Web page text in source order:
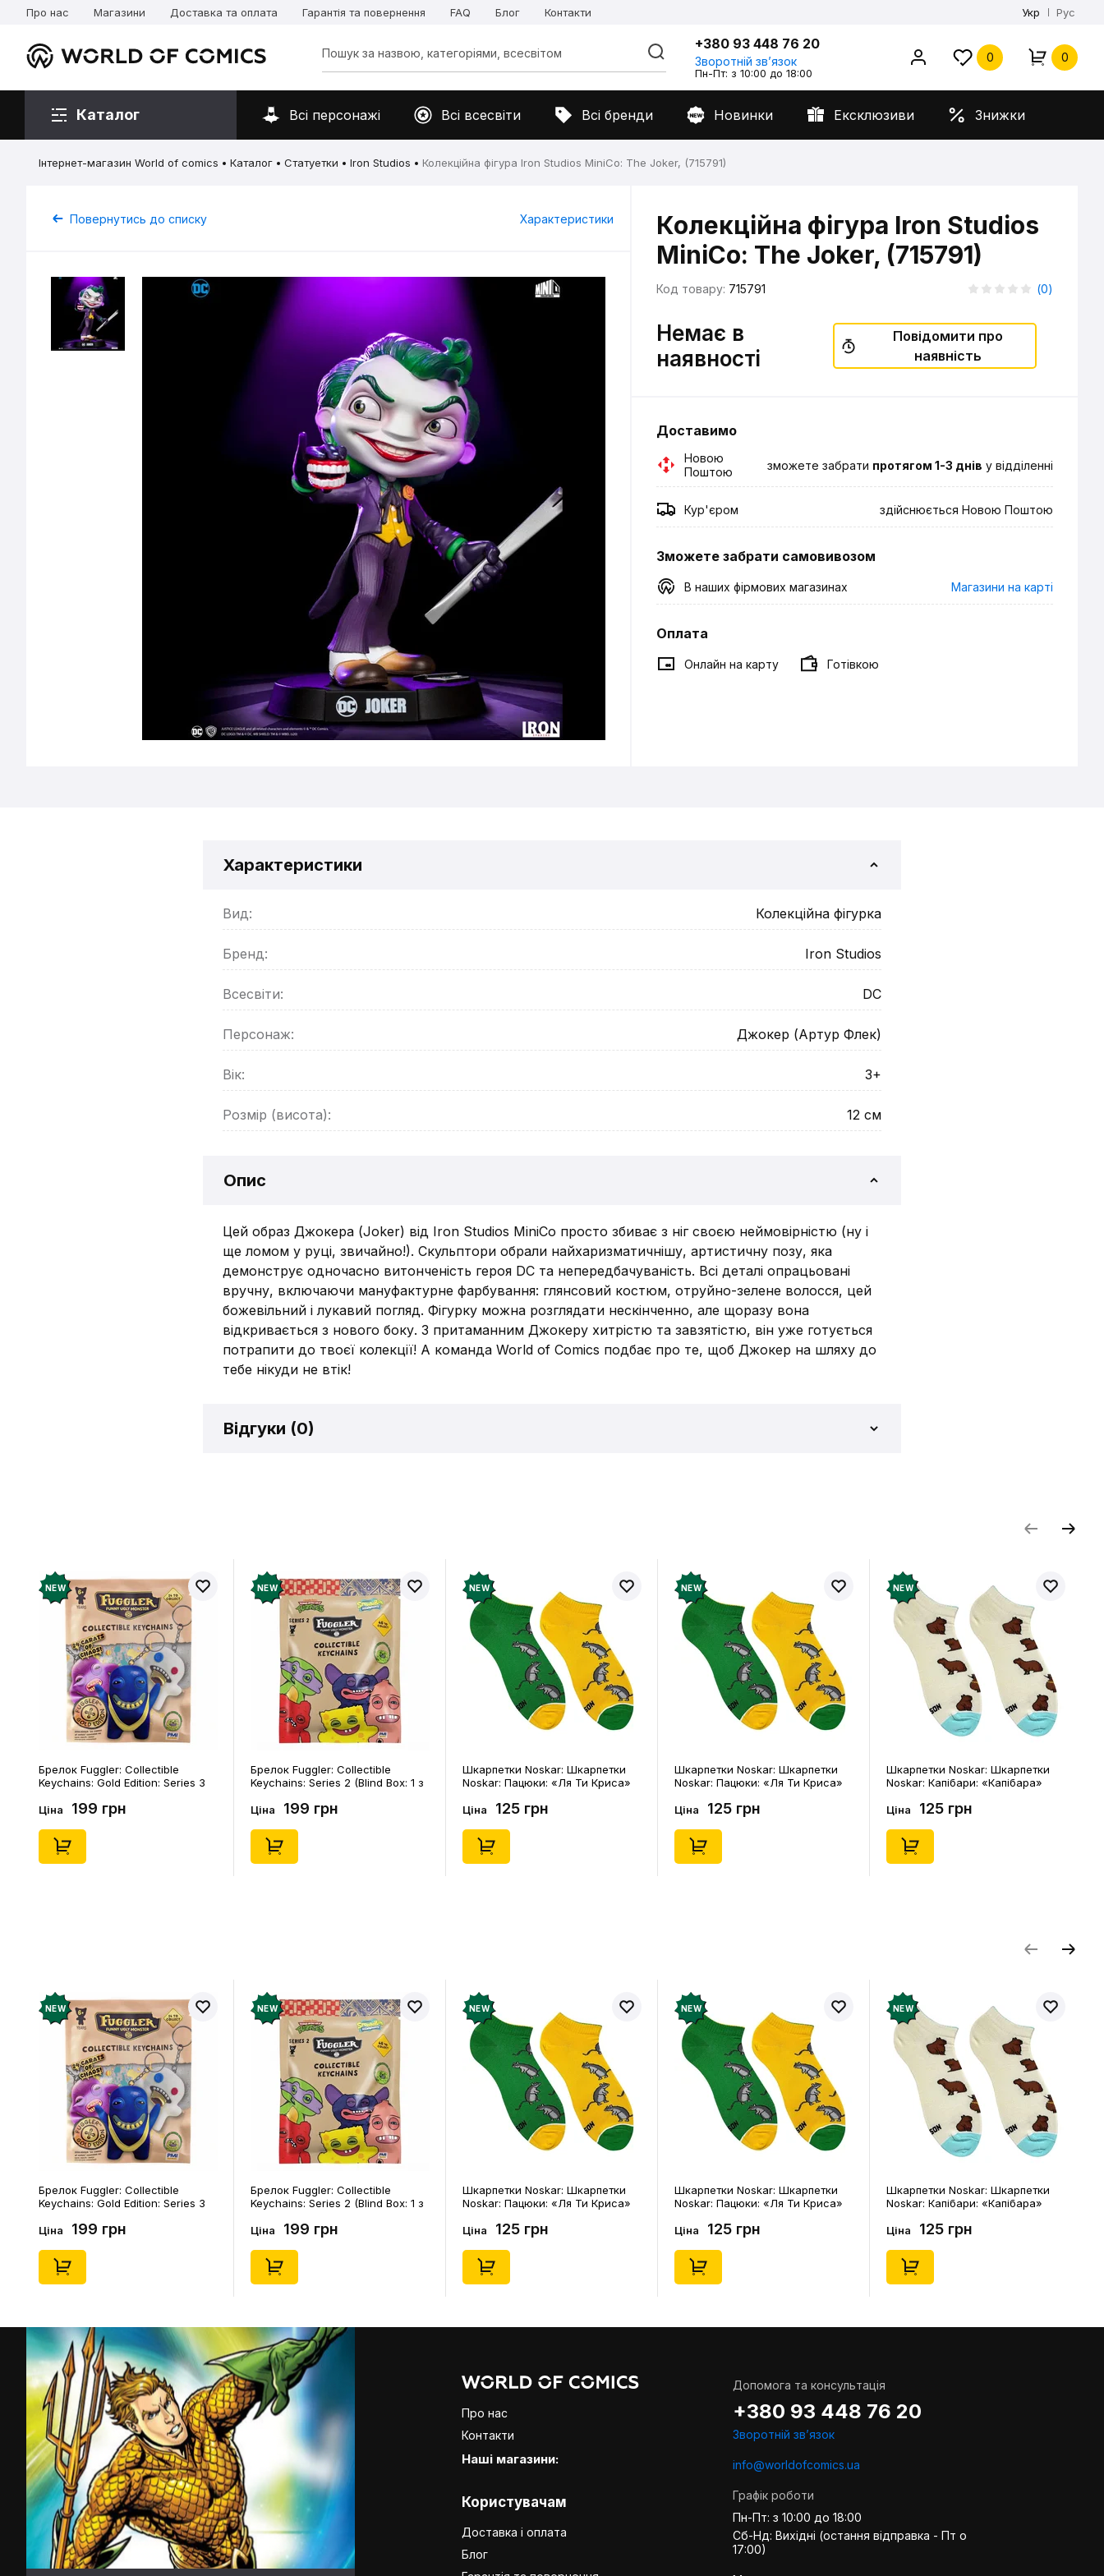
Про нас Магазини Доставка та оплата Гарантія та повернення FAQ Блог Контакти Укр Рус
+380 93 448 76 20
Зворотній звʼязок
Пн-Пт: з 10:00 до 18:00
0 0
Каталог Всі персонажі Всі всесвіти Всі бренди Новинки Ексклюзиви Знижки
Інтернет-магазин World of comics Каталог Статуетки Iron Studios Колекційна фігура Iron Studios MiniCo: The Joker, (715791)
Повернутись до списку Характеристики
Колекційна фігура Iron Studios
MiniCo: The Joker, (715791)
Код товару: 715791 (0)
Немає в
наявності
Повідомити про
наявність
Доставимо
Новою
Поштою
зможете забрати протягом 1-3 днів у відділенні
Кур'єром здійснюється Новою Поштою
Зможете забрати самовивозом
В наших фірмових магазинах Магазини на карті
Оплата
Онлайн на карту Готівкою
Характеристики
Вид: Колекційна фігурка
Бренд: Iron Studios
Всесвіти: DC
Персонаж: Джокер (Артур Флек)
Вік: 3+
Розмір (висота): 12 см
Опис
Цей образ Джокера (Joker) від Iron Studios MiniCo просто збиває з ніг своєю неймовірністю (ну і
ще ломом у руці, звичайно!). Скульптори обрали найхаризматичнішу, артистичну позу, яка
демонструє одночасно витонченість героя DC та непередбачуваність. Всі деталі опрацьовані
вручну, включаючи мануфактурне фарбування: глянсовий костюм, отруйно-зелене волосся, цей
божевільний і лукавий погляд. Фігурку можна розглядати нескінченно, але щоразу вона
відкривається з нового боку. З притаманним Джокеру хитрістю та завзятістю, він уже готується
потрапити до твоєї колекції! А команда World of Comics подбає про те, щоб Джокер на шляху до
тебе нікуди не втік!
Відгуки (0)
NEW
Брелок Fuggler: Collectible
Keychains: Gold Edition: Series 3
Ціна 199 грн
NEW
Брелок Fuggler: Collectible
Keychains: Series 2 (Blind Box: 1 з
Ціна 199 грн
NEW
Шкарпетки Noskar: Шкарпетки
Noskar: Пацюки: «Ля Ти Криса»
Ціна 125 грн
NEW
Шкарпетки Noskar: Шкарпетки
Noskar: Пацюки: «Ля Ти Криса»
Ціна 125 грн
NEW
Шкарпетки Noskar: Шкарпетки
Noskar: Капібари: «Капібара»
Ціна 125 грн
NEW
Брелок Fuggler: Collectible
Keychains: Gold Edition: Series 3
Ціна 199 грн
NEW
Брелок Fuggler: Collectible
Keychains: Series 2 (Blind Box: 1 з
Ціна 199 грн
NEW
Шкарпетки Noskar: Шкарпетки
Noskar: Пацюки: «Ля Ти Криса»
Ціна 125 грн
NEW
Шкарпетки Noskar: Шкарпетки
Noskar: Пацюки: «Ля Ти Криса»
Ціна 125 грн
NEW
Шкарпетки Noskar: Шкарпетки
Noskar: Капібари: «Капібара»
Ціна 125 грн
Про нас
Контакти
Наші магазини:
Користувачам
Доставка і оплата
Блог
Допомога та консультація
+380 93 448 76 20
Зворотній звʼязок
info@worldofcomics.ua
Графік роботи
Пн-Пт: з 10:00 до 18:00
Сб-Нд: Вихідні (остання відправка - Пт о
17:00)